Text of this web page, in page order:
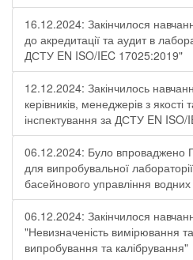
16.12.2024: Закінчилося
до акредитації та аудит в
ДСТУ EN ISO/IEC 17025:2019"
12.12.2024: Закінчилось
керівників, менеджерів з якості
інспектування за ДСТУ EN
06.12.2024: Було впроваджено
для випробувальної
басейнового управління
06.12.2024: Закінчилося
"Невизначеність вимірювання
випробування та калібрування"